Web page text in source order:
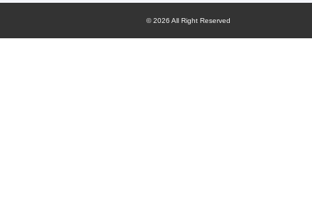
© 2026 All Right Reserved